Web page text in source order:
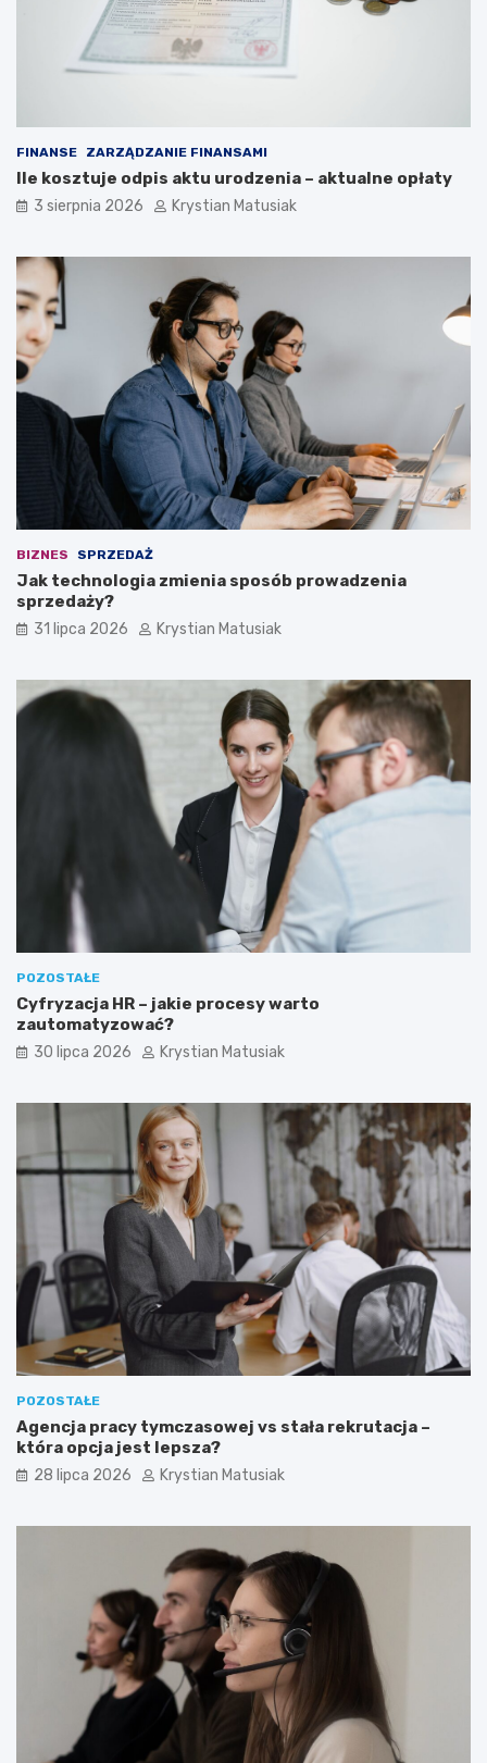
FINANSE ZARZĄDZANIE FINANSAMI
Ile kosztuje odpis aktu urodzenia – aktualne opłaty
3 sierpnia 2026 Krystian Matusiak
BIZNES SPRZEDAŻ
Jak technologia zmienia sposób prowadzenia
sprzedaży?
31 lipca 2026 Krystian Matusiak
POZOSTAŁE
Cyfryzacja HR – jakie procesy warto
zautomatyzować?
30 lipca 2026 Krystian Matusiak
POZOSTAŁE
Agencja pracy tymczasowej vs stała rekrutacja –
która opcja jest lepsza?
28 lipca 2026 Krystian Matusiak